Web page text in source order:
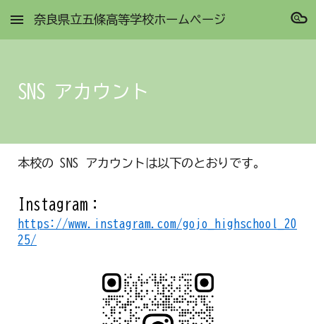
Skip to main content Skip to navigation
奈良県立五條高等学校ホームページ
SNS アカウント
本校の SNS アカウントは以下のとおりです。
Instagram：
https://www.instagram.com/gojo_highschool_20
25/